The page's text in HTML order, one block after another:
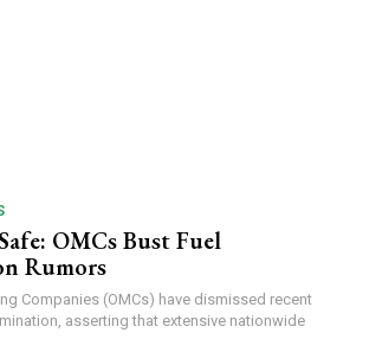
OMCs Bust Fuel
Rumors
Companies (OMCs) have dismissed recent
asserting that extensive nationwide